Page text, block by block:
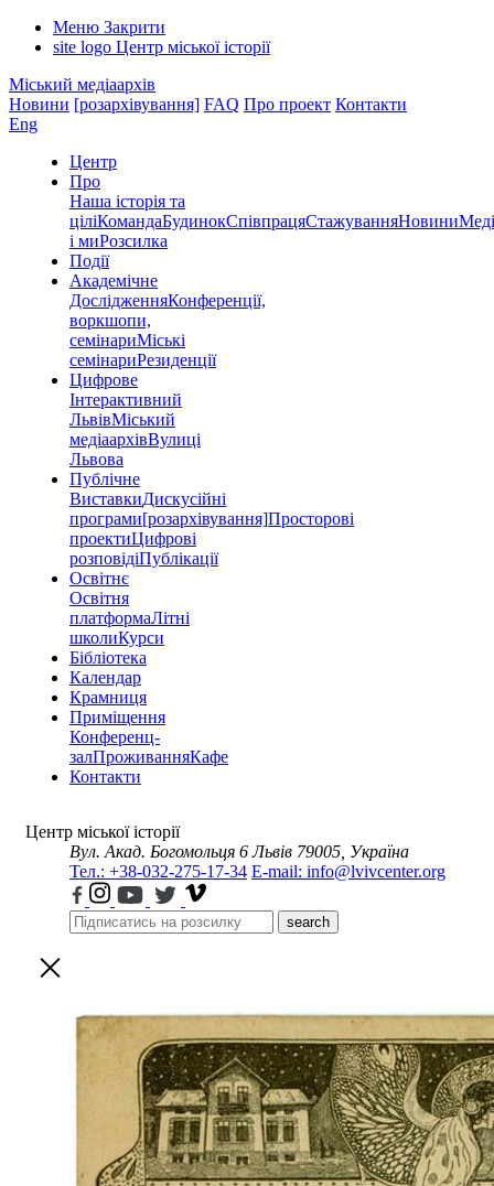
Меню Закрити
site logo Центр міської історії
Міський медіаархів
Новини [розархівування] FAQ Про проект Контакти
Eng
Центр
Про
Наша історія та
ціліКомандаБудинокСпівпрацяСтажуванняНовини
і миРозсилка
Події
Академічне
ДослідженняКонференції,
воркшопи,
семінариМіські
семінариРезиденції
Цифрове
Інтерактивний
ЛьвівМіський
медіаархівВулиці
Львова
Публічне
ВиставкиДискусійні
програми[розархівування]Просторові
проектиЦифрові
розповідіПублікації
Освітнє
Освітня
платформаЛітні
школиКурси
Бібліотека
Календар
Крамниця
Приміщення
Конференц-
залПроживанняКафе
Контакти
Центр міської історії
Вул. Акад. Богомольця 6 Львів 79005, Україна
Тел.: +38-032-275-17-34 E-mail: info@lvivcenter.org
search